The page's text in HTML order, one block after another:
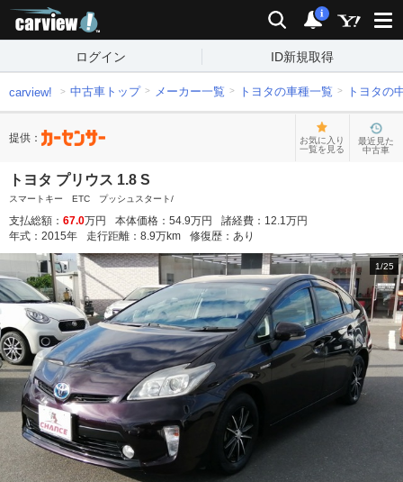
検索 通知
i
ログイン ID新規取得
carview! 中古車トップ メーカー一覧 トヨタの車種一覧 トヨタの
提供：
お気に入り
一覧を見る
最近見た
中古車
トヨタ プリウス 1.8 S
スマートキー ETC プッシュスタート/
支払総額： 67.0万円 本体価格： 54.9万円 諸経費： 12.1万円
年式： 2015年 走行距離： 8.9万km 修復歴： あり
1/25